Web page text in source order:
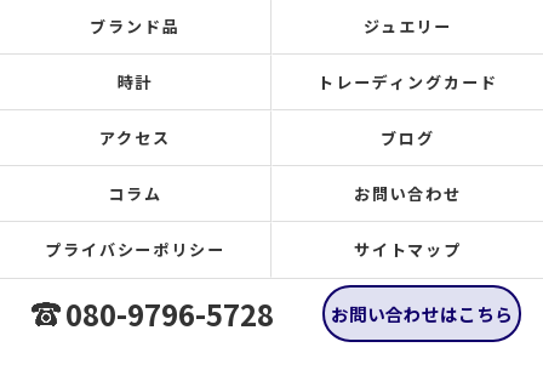
080-9796-5728 お問い合わせはこちら
ブランド品 ジュエリー
時計 トレーディングカード
アクセス ブログ
コラム お問い合わせ
プライバシーポリシー サイトマップ
© 2026 広島県福山の買取なら買取大吉 福山多治米店 ALL RIGHTS RESERVED.